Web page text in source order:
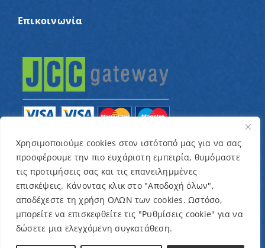
Χρησιμοποιούμε cookies στον ιστότοπό μας για να σας
προσφέρουμε την πιο ευχάριστη εμπειρία, θυμόμαστε
τις προτιμήσεις σας και τις επανειλημμένες
επισκέψεις. Κάνοντας κλικ στο "Αποδοχή όλων",
αποδέχεστε τη χρήση ΟΛΩΝ των cookies. Ωστόσο,
μπορείτε να επισκεφθείτε τις "Ρυθμίσεις cookie" για να
δώσετε μια ελεγχόμενη συγκατάθεση.
Επικοινωνία
© Copyright 2022 – Παγκύπριος Σύνδεσμος για
παιδιά με καρκίνο και συναφείς παθήσεις «Ένα
Όνειρο Μια Ευχή» / Designed & Developed byNETinfo
Plc
Όροι και Προϋποθέσεις|Πολιτική Απορρήτου